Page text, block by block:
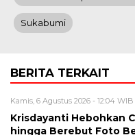
Sukabumi
BERITA TERKAIT
Kamis, 6 Agustus 2026 - 12:04 WIB
Krisdayanti Hebohkan
hingga Berebut Foto